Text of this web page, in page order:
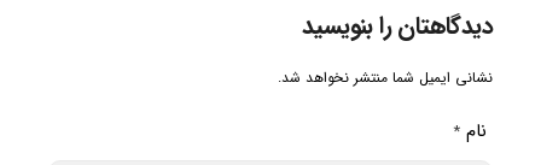
دیدگاهتان را بنویسید
نشانی ایمیل شما منتشر نخواهد شد.
نام *